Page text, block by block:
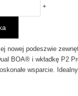
+
podeszwie
BOA® i wkładkę P2
wsparcie.